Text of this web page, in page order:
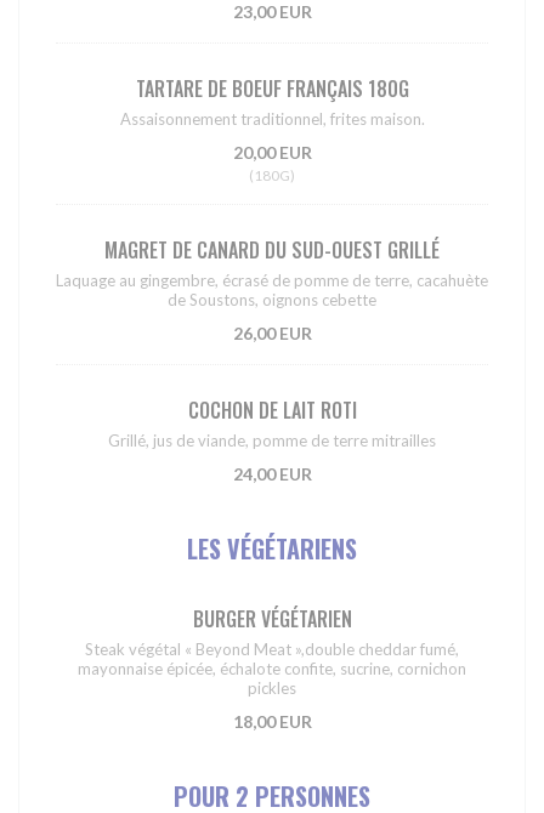
23,00 EUR
TARTARE DE BOEUF FRANÇAIS 180G
Assaisonnement traditionnel, frites maison.
20,00 EUR
(180G)
MAGRET DE CANARD DU SUD-OUEST GRILLÉ
Laquage au gingembre, écrasé de pomme de terre, cacahuète
de Soustons, oignons cebette
26,00 EUR
COCHON DE LAIT ROTI
Grillé, jus de viande, pomme de terre mitrailles
24,00 EUR
LES VÉGÉTARIENS
BURGER VÉGÉTARIEN
Steak végétal « Beyond Meat »,double cheddar fumé,
mayonnaise épicée, échalote confite, sucrine, cornichon
pickles
18,00 EUR
POUR 2 PERSONNES